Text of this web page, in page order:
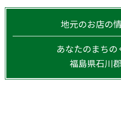
地元のお店の
あなたのまち
福島県石川